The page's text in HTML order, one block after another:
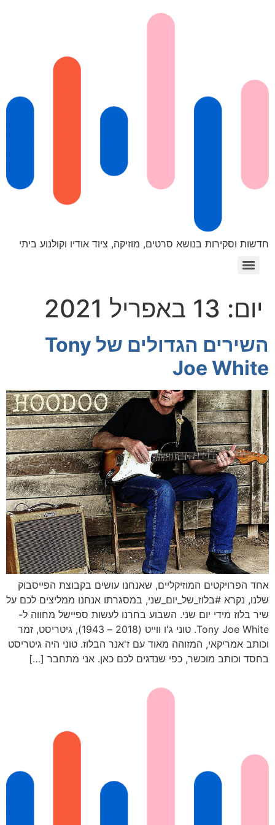
חדשות וסקירות בנושא סרטים, מוזיקה, ציוד אודיו וקולנוע ביתי
יום: 13 באפריל 2021
השירים הגדולים של Tony
Joe White
אחד הפרויקטים המוזיקליים, שאנחנו עושים בקבוצת הפייסבוק
שלנו, נקרא #בלוז_של_יום_שני, במסגרתו אנחנו ממליצים לכם על
שיר בלוז מידי יום שני. השבוע בחרנו לעשות ספיישל מחווה ל-
Tony Joe White. טוני ג'ו ווייט (2018 – 1943), גיטריסט, זמר
וכותב אמריקאי, המזוהה מאוד עם ז'אנר הבלוז. טוני היה גיטריסט
בחסד וכותב מוכשר, כפי שנדגים לכם כאן. אני מתחבר […]